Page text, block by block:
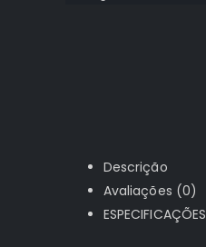
Descrição
Avaliações (0)
ESPECIFICAÇÕES